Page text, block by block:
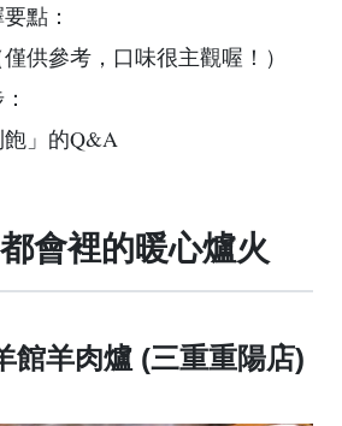
點：
供參考，口味很主觀喔！）
」的Q&A
會裡的暖心爐火
館羊肉爐 (三重重陽店)